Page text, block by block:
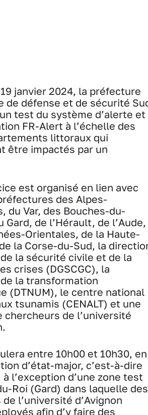
janvier 2024, la préfecture
de défense et de sécurité
test du système d’alerte et
FR-Alert à l’échelle des
littoraux qui
être impactés par un
est organisé en lien avec
des Alpes-
du Var, des Bouches-du-
Gard, de l’Hérault, de l’Aude,
Orientales, de la Haute-
la Corse-du-Sud, la
la sécurité civile et de la
crises (DGSCGC), la
la transformation
(DTNUM), le centre national
tsunamis (CENALT) et une
chercheurs de l’université
entre 10h00 et 10h30, en
d’état-major, c’est-à-dire
l’exception d’une zone test
Roi (Gard) dans laquelle des
l’université d’Avignon
afin d’y faire des